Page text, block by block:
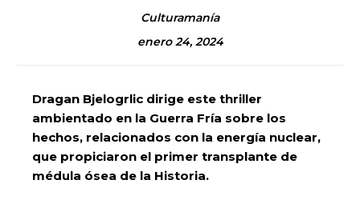
Culturamanía
enero 24, 2024
Dragan Bjelogrlic dirige este thriller
ambientado en la Guerra Fría sobre los
hechos, relacionados con la energía nuclear,
que propiciaron el primer transplante de
médula ósea de la Historia.